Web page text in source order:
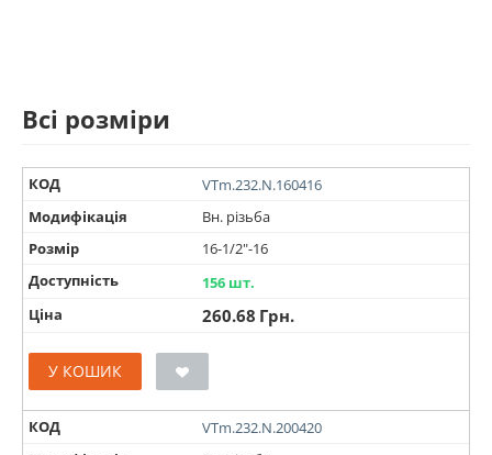
Всі розміри
КОД
VTm.232.N.160416
Модифікація
Вн. різьба
Розмір
16-1/2"-16
Доступність
156 шт.
Ціна
260.68 Грн.
У КОШИК
КОД
VTm.232.N.200420